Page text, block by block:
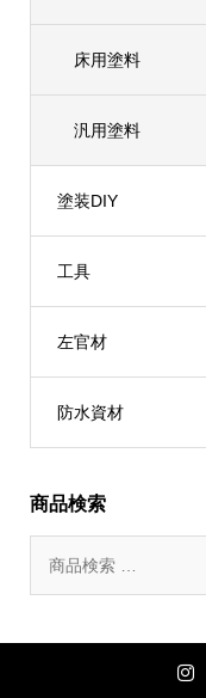
床用塗料
汎用塗料
塗装DIY
工具
左官材
防水資材
商品検索